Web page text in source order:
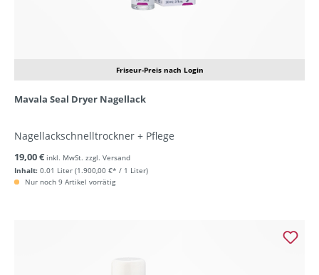
Friseur-Preis nach Login
Mavala Seal Dryer Nagellack
Nagellackschnelltrockner + Pflege
Inhalt: 0.01 Liter (1.900,00 €* / 1 Liter)
19,00 € inkl. MwSt. zzgl. Versand
Nur noch 9 Artikel vorrätig